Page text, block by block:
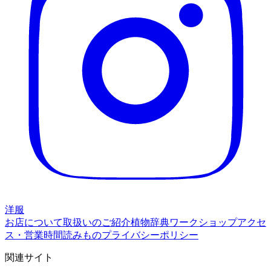
洋服
お店について取扱いのご紹介植物辞典ワークショップアクセ
ス・営業時間読みものプライバシーポリシー
関連サイト